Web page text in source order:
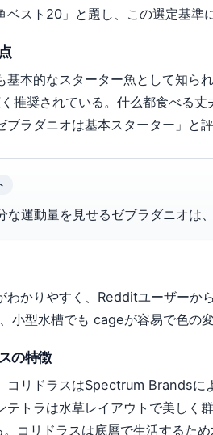
ベスト20」と題し、この選定基準
基本的なスターター魚として知ら
推奨されている。什么都食べる
ブラダニオは基本スターター」と
な運動量を見せるゼブラダニオは
わかりやすく、Redditユーザーか
小型水槽でも cageが容易で色の
の特徴
コリドラスはSpectrum Brandsに
テトラは水草レイアウトで美しく
コリドラスは底層で生活するた